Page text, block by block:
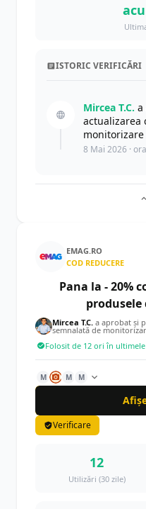
ISTORIC VERIFICĂRI
Mircea T.C. a
actualizarea
monitorizare
8 Mai 2026 ·
EMAG.RO
COD REDUCERE
Pana la - 20%
Mircea T.C. a aprobat și
semnalată de
Folosit de 12 ori în ultimele
M M M
Verificare
12
Utilizări (30 zile)